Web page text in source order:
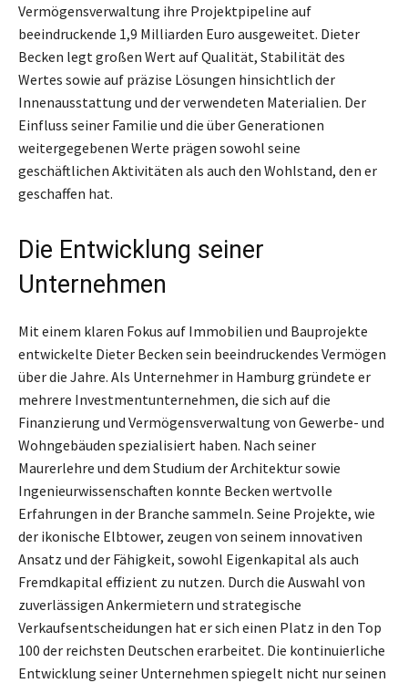
Vermögensverwaltung ihre Projektpipeline auf
beeindruckende 1,9 Milliarden Euro ausgeweitet. Dieter
Becken legt großen Wert auf Qualität, Stabilität des
Wertes sowie auf präzise Lösungen hinsichtlich der
Innenausstattung und der verwendeten Materialien. Der
Einfluss seiner Familie und die über Generationen
weitergegebenen Werte prägen sowohl seine
geschäftlichen Aktivitäten als auch den Wohlstand, den er
geschaffen hat.
Die Entwicklung seiner
Unternehmen
Mit einem klaren Fokus auf Immobilien und Bauprojekte
entwickelte Dieter Becken sein beeindruckendes Vermögen
über die Jahre. Als Unternehmer in Hamburg gründete er
mehrere Investmentunternehmen, die sich auf die
Finanzierung und Vermögensverwaltung von Gewerbe- und
Wohngebäuden spezialisiert haben. Nach seiner
Maurerlehre und dem Studium der Architektur sowie
Ingenieurwissenschaften konnte Becken wertvolle
Erfahrungen in der Branche sammeln. Seine Projekte, wie
der ikonische Elbtower, zeugen von seinem innovativen
Ansatz und der Fähigkeit, sowohl Eigenkapital als auch
Fremdkapital effizient zu nutzen. Durch die Auswahl von
zuverlässigen Ankermietern und strategische
Verkaufsentscheidungen hat er sich einen Platz in den Top
100 der reichsten Deutschen erarbeitet. Die kontinuierliche
Entwicklung seiner Unternehmen spiegelt nicht nur seinen